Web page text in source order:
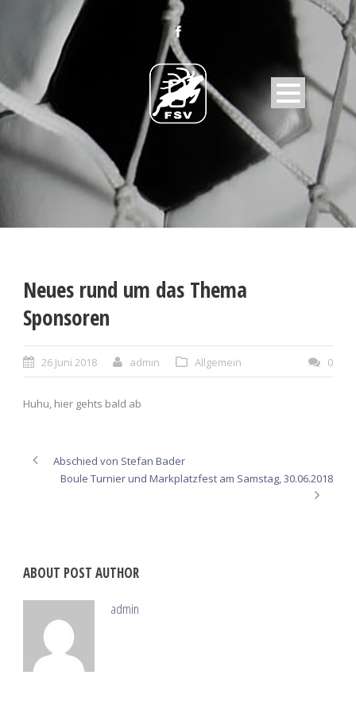
Neues rund um das Thema
Sponsoren
26 Juni 2018 admin Allgemein 0
Huhu, hier gehts bald ab
Abschied von Stefan Bader
Boule Turnier und Markplatzfest am Samstag, 30.06.2018
ABOUT POST AUTHOR
admin